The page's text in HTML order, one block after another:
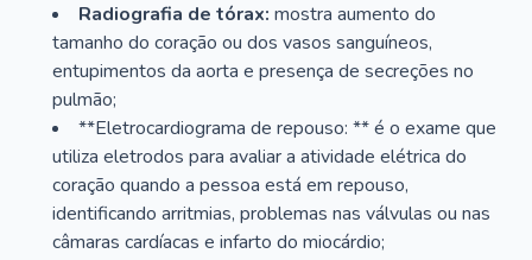
Radiografia de tórax: mostra aumento do
tamanho do coração ou dos vasos sanguíneos,
entupimentos da aorta e presença de secreções no
pulmão;
**Eletrocardiograma de repouso: ** é o exame que
utiliza eletrodos para avaliar a atividade elétrica do
coração quando a pessoa está em repouso,
identificando arritmias, problemas nas válvulas ou nas
câmaras cardíacas e infarto do miocárdio;